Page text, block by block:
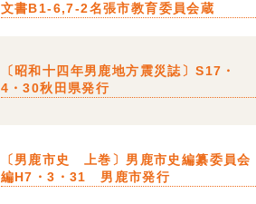
文書B1-6,7-2名張市教育委員会蔵
〔昭和十四年男鹿地方震災誌〕S17・
4・30秋田県発行
〔男鹿市史 上巻〕男鹿市史編纂委員会
編H7・3・31 男鹿市発行